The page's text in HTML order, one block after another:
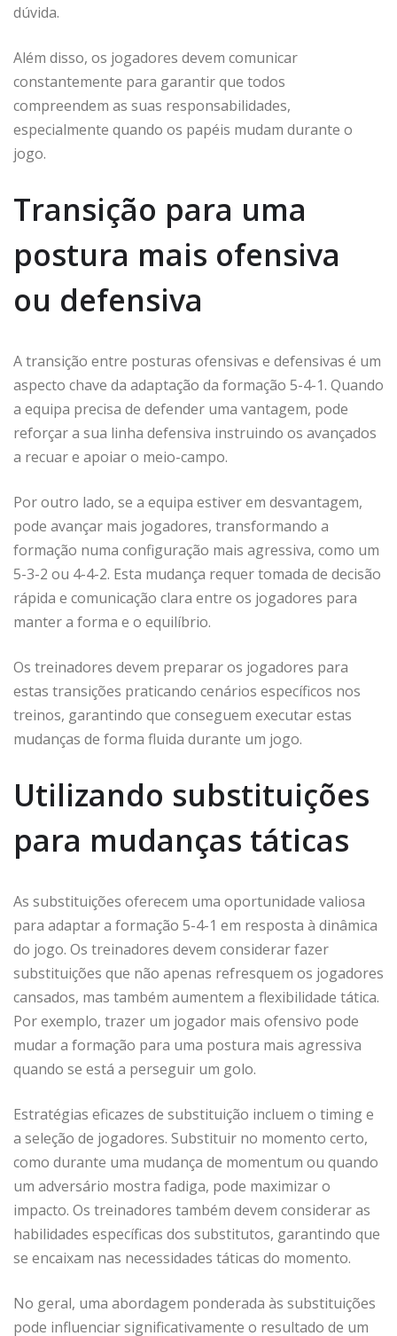
dúvida.
Além disso, os jogadores devem comunicar
constantemente para garantir que todos
compreendem as suas responsabilidades,
especialmente quando os papéis mudam durante o
jogo.
Transição para uma
postura mais ofensiva
ou defensiva
A transição entre posturas ofensivas e defensivas é um
aspecto chave da adaptação da formação 5-4-1. Quando
a equipa precisa de defender uma vantagem, pode
reforçar a sua linha defensiva instruindo os avançados
a recuar e apoiar o meio-campo.
Por outro lado, se a equipa estiver em desvantagem,
pode avançar mais jogadores, transformando a
formação numa configuração mais agressiva, como um
5-3-2 ou 4-4-2. Esta mudança requer tomada de decisão
rápida e comunicação clara entre os jogadores para
manter a forma e o equilíbrio.
Os treinadores devem preparar os jogadores para
estas transições praticando cenários específicos nos
treinos, garantindo que conseguem executar estas
mudanças de forma fluida durante um jogo.
Utilizando substituições
para mudanças táticas
As substituições oferecem uma oportunidade valiosa
para adaptar a formação 5-4-1 em resposta à dinâmica
do jogo. Os treinadores devem considerar fazer
substituições que não apenas refresquem os jogadores
cansados, mas também aumentem a flexibilidade tática.
Por exemplo, trazer um jogador mais ofensivo pode
mudar a formação para uma postura mais agressiva
quando se está a perseguir um golo.
Estratégias eficazes de substituição incluem o timing e
a seleção de jogadores. Substituir no momento certo,
como durante uma mudança de momentum ou quando
um adversário mostra fadiga, pode maximizar o
impacto. Os treinadores também devem considerar as
habilidades específicas dos substitutos, garantindo que
se encaixam nas necessidades táticas do momento.
No geral, uma abordagem ponderada às substituições
pode influenciar significativamente o resultado de um